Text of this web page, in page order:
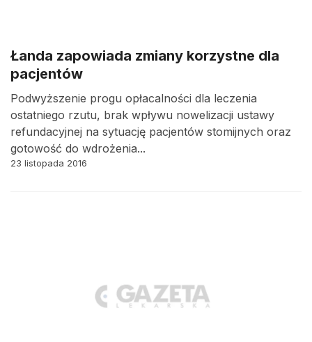
Łanda zapowiada zmiany korzystne dla
pacjentów
Podwyższenie progu opłacalności dla leczenia
ostatniego rzutu, brak wpływu nowelizacji ustawy
refundacyjnej na sytuację pacjentów stomijnych oraz
gotowość do wdrożenia...
23 listopada 2016